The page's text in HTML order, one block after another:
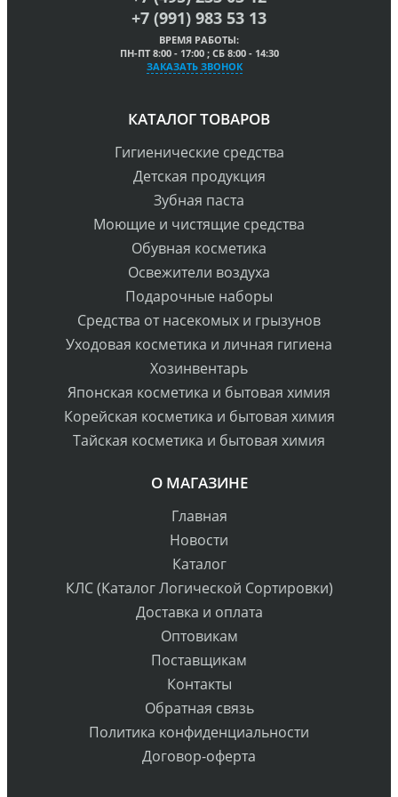
+7 (991) 983 53 13
ВРЕМЯ РАБОТЫ:
ПН-ПТ 8:00 - 17:00 ; СБ 8:00 - 14:30
ЗАКАЗАТЬ ЗВОНОК
КАТАЛОГ ТОВАРОВ
Гигиенические средства
Детская продукция
Зубная паста
Моющие и чистящие средства
Обувная косметика
Освежители воздуха
Подарочные наборы
Средства от насекомых и грызунов
Уходовая косметика и личная гигиена
Хозинвентарь
Японская косметика и бытовая химия
Корейская косметика и бытовая химия
Тайская косметика и бытовая химия
О МАГАЗИНЕ
Главная
Новости
Каталог
КЛС (Каталог Логической Сортировки)
Доставка и оплата
Оптовикам
Поставщикам
Контакты
Обратная связь
Политика конфиденциальности
Договор-оферта